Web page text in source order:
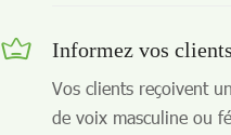
Informez vos
Vos clients reçoivent
de voix masculine ou